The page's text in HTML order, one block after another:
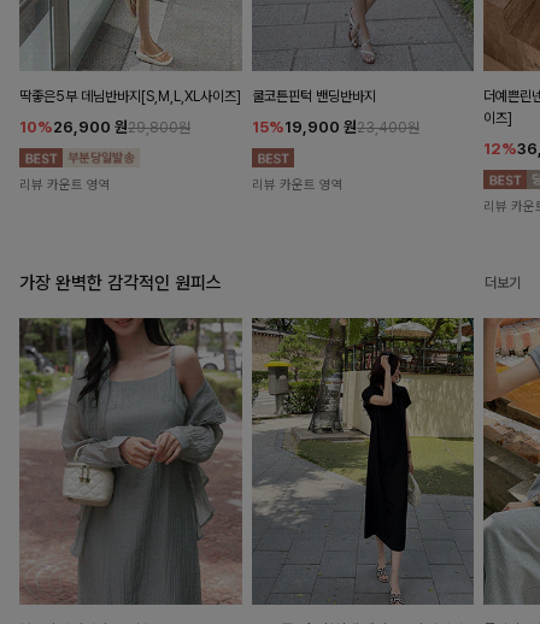
딱좋은5부 데님반바지[S,M,L,XL사이즈]
10%26,900 원29,800원
리뷰 카운트 영역
쿨코튼핀턱 밴딩반바지
15%19,900 원23,400원
리뷰 카운트 영역
더예쁜린
이즈]
12%
리뷰 카운
가장 완벽한 감각적인 원피스 더보기